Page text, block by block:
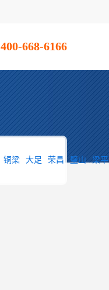
400-668-6166
铜梁 大足 荣昌 璧山 梁平